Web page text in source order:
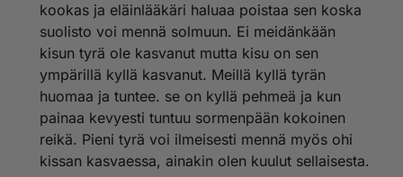
kookas ja eläinlääkäri haluaa poistaa sen koska
suolisto voi mennä solmuun. Ei meidänkään
kisun tyrä ole kasvanut mutta kisu on sen
ympärillä kyllä kasvanut. Meillä kyllä tyrän
huomaa ja tuntee. se on kyllä pehmeä ja kun
painaa kevyesti tuntuu sormenpään kokoinen
reikä. Pieni tyrä voi ilmeisesti mennä myös ohi
kissan kasvaessa, ainakin olen kuulut sellaisesta.